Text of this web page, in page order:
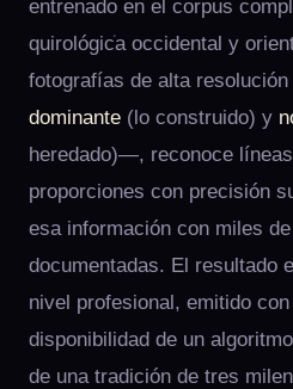
entrenado en el corpus
quirológica occidental y
fotografías de alta
dominante (lo construido) y
heredado)—, reconoce
proporciones con precisión
esa información con miles
documentadas. El resultado
nivel profesional, emitido
disponibilidad de un
de una tradición de tres